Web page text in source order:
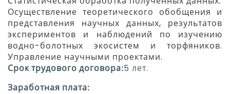
Осуществление теоретического обобщения и
представления научных данных, результатов
экспериментов и наблюдений по изучению
водно-болотных экосистем и торфяников.
Управление научными проектами.
Срок трудового договора:5 лет.
Заработная плата: